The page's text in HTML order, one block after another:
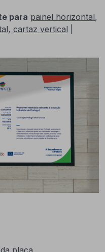
para painel horizontal,
, cartaz vertical
placa.